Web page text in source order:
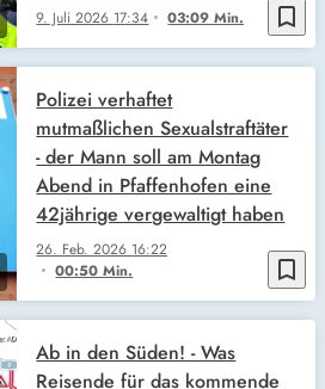
bookmark_border
9. Juli 2026 17:34 03:09 Min.
bookmark_border
26. Feb. 2026 16:22
00:50 Min.
Polizei verhaftet
mutmaßlichen Sexualstraftäter
- der Mann soll am Montag
Abend in Pfaffenhofen eine
42jährige vergewaltigt haben
Ab in den Süden! - Was
Reisende für das kommende